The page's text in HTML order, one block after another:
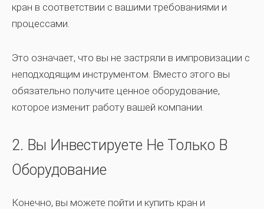
кран в соответствии с вашими требованиями и
процессами.
Это означает, что вы не застряли в импровизации с
неподходящим инструментом. Вместо этого вы
обязательно получите ценное оборудование,
которое изменит работу вашей компании.
2. Вы Инвестируете Не Только В
Оборудование
Конечно, вы можете пойти и купить кран и